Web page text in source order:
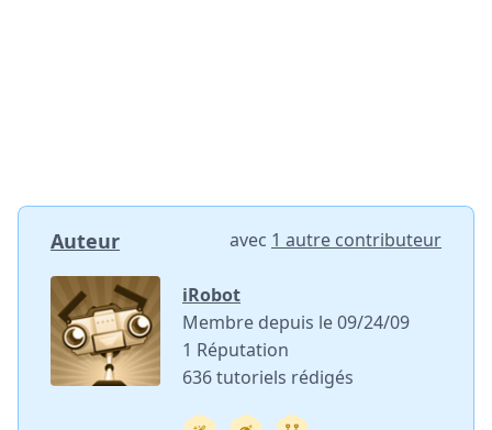
Auteur avec 1 autre contributeur
iRobot
Membre depuis le 09/24/09
1 Réputation
636 tutoriels rédigés